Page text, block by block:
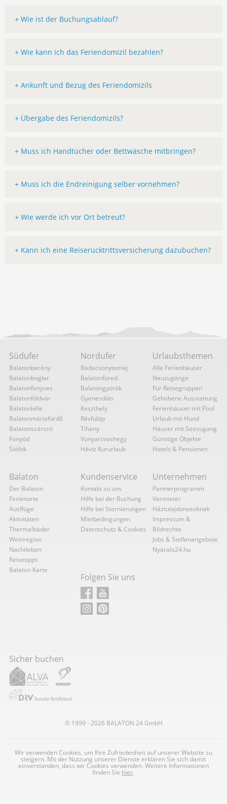
+ Wie ist der Buchungsablauf?
+ Wie kann ich das Feriendomizil bezahlen?
+ Ankunft und Bezug des Feriendomizils
+ Übergabe des Feriendomizils?
+ Muss ich Handtücher oder Bettwäsche mitbringen?
+ Muss ich die Endreinigung selber vornehmen?
+ Wie werde ich vor Ort betreut?
+ Kann ich eine Reiserücktrittsversicherung dazubuchen?
Südufer
Balatonberény
Balatonboglar
Balatonfenyves
Balatonföldvár
Balatonlelle
Balatonmáriafürdő
Balatonszárszó
Fonyód
Siófok
Nordufer
Badacsonytomaj
Balatonfüred
Balatongyörök
Gyenesdiás
Keszthely
Révfülöp
Tihany
Vonyarcvashegy
Héviz Kururlaub
Urlaubsthemen
Alle Ferienhäuser
Neuzugänge
Für Reisegruppen
Gehobene Ausstattung
Ferienhäuser mit Pool
Urlaub mit Hund
Häuser mit Seezugang
Günstige Objekte
Hotels & Pensionen
Balaton
Der Balaton
Ferienorte
Ausflüge
Aktivitäten
Thermalbäder
Weinregion
Nachtleben
Reisetipps
Balaton Karte
Kundenservice
Kontakt zu uns
Hilfe bei der Buchung
Hilfe bei Stornierungen
Mietbedingungen
Datenschutz & Cookies
Unternehmen
Partnerprogramm
Vermieter
Háztulajdonosoknak
Impressum &
Bildrechte
Jobs & Stellenangebote
Nyaralo24.hu
Folgen Sie uns
Sicher buchen
© 1999 - 2026 BALATON 24 GmbH
Wir verwenden Cookies, um Ihre Zufriedenheit auf unserer Website zu
steigern. Mit der Nutzung unserer Dienste erklären Sie sich damit
einverstanden, dass wir Cookies verwenden. Weitere Informationen
finden Sie hier.